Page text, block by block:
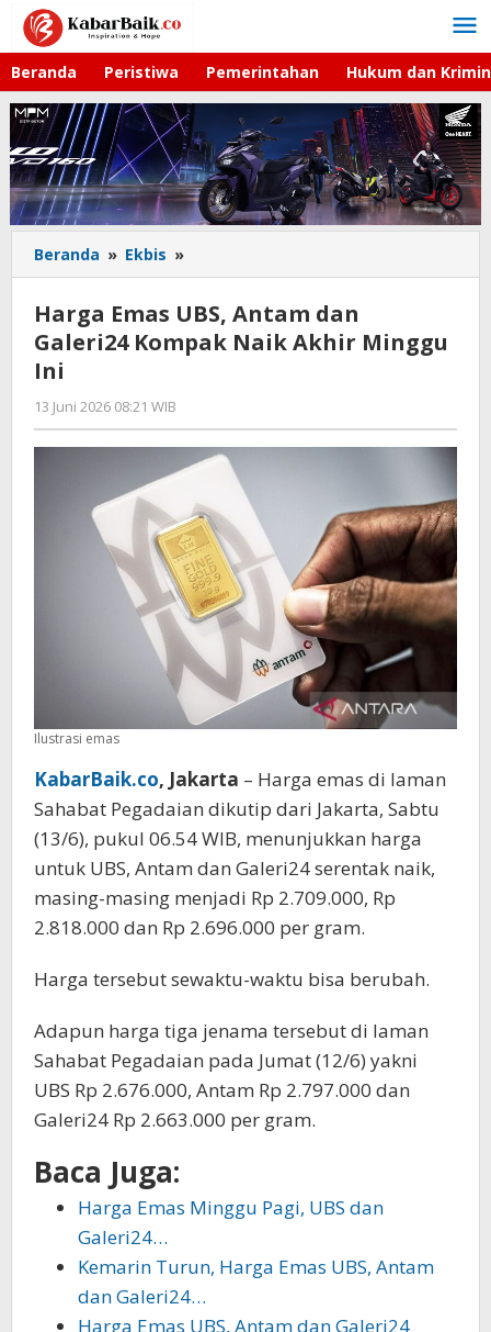
Lewati
konten
Beranda Peristiwa Pemerintahan Hukum dan
Beranda » Ekbis »
Emas
Antam
dan
Minggu
Harga Emas UBS, Antam dan
Galeri24 Kompak Naik Akhir Minggu
Ini
13 Juni 2026 08:21 WIB
Imam
WD
Ilustrasi emas
KabarBaik.co, Jakarta – Harga emas di laman
Sahabat Pegadaian dikutip dari Jakarta, Sabtu
(13/6), pukul 06.54 WIB, menunjukkan harga
untuk UBS, Antam dan Galeri24 serentak naik,
masing-masing menjadi Rp 2.709.000, Rp
2.818.000 dan Rp 2.696.000 per gram.
Harga tersebut sewaktu-waktu bisa berubah.
Adapun harga tiga jenama tersebut di laman
Sahabat Pegadaian pada Jumat (12/6) yakni
UBS Rp 2.676.000, Antam Rp 2.797.000 dan
Galeri24 Rp 2.663.000 per gram.
Baca Juga:
Harga Emas Minggu Pagi, UBS dan
Galeri24…
Kemarin Turun, Harga Emas UBS, Antam
dan Galeri24…
Harga Emas UBS, Antam dan Galeri24